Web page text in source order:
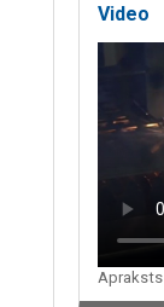
Video
Apraksts